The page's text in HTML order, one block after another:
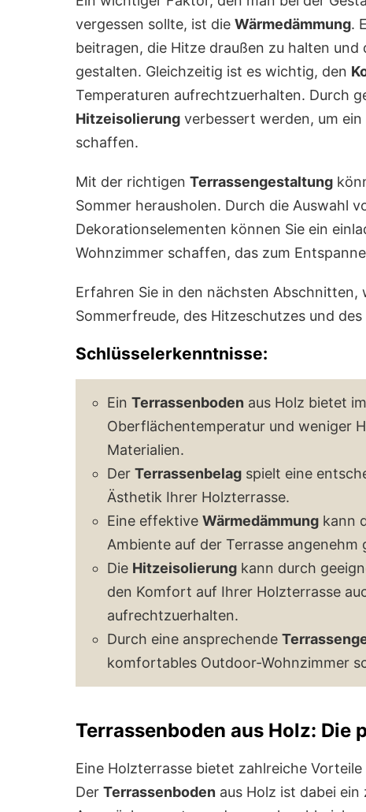
vergessen sollte, ist die Wärmedämmung.
beitragen, die Hitze draußen zu halten
gestalten. Gleichzeitig ist es wichtig, den
Temperaturen aufrechtzuerhalten. Durch
Hitzeisolierung verbessert werden, um
schaffen.
Mit der richtigen Terrassengestaltung
Sommer herausholen. Durch die Auswahl
Dekorationselementen können Sie ein
Wohnzimmer schaffen, das zum
Erfahren Sie in den nächsten Abschnitten,
Sommerfreude, des Hitzeschutzes und
Schlüsselerkenntnisse:
Ein Terrassenboden aus Holz bietet
Oberflächentemperatur und weniger
Materialien.
Der Terrassenbelag spielt eine
Ästhetik Ihrer Holzterrasse.
Eine effektive Wärmedämmung kann
Ambiente auf der Terrasse angenehm
Die Hitzeisolierung kann durch
den Komfort auf Ihrer Holzterrasse
aufrechtzuerhalten.
Durch eine ansprechende
komfortables Outdoor-Wohnzimmer
Terrassenboden aus Holz: Die
Eine Holzterrasse bietet zahlreiche
Der Terrassenboden aus Holz ist dabei